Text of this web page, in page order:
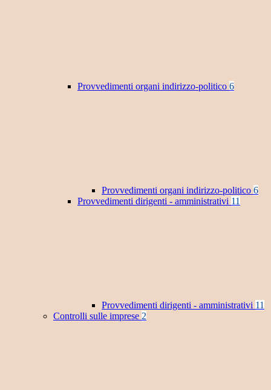
Provvedimenti organi indirizzo-politico 6
Provvedimenti organi indirizzo-politico 6
Provvedimenti dirigenti - amministrativi 11
Provvedimenti dirigenti - amministrativi 11
Controlli sulle imprese 2